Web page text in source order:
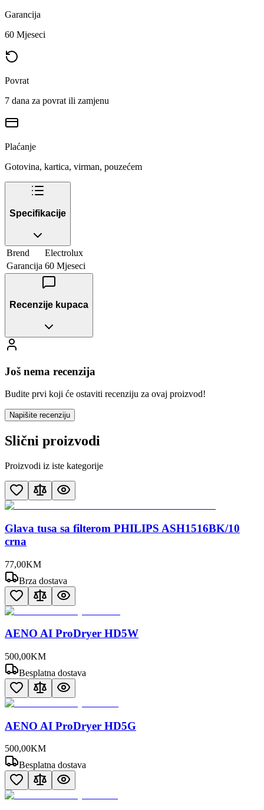
Garancija
60 Mjeseci
Povrat
7 dana za povrat ili zamjenu
Plaćanje
Gotovina, kartica, virman, pouzećem
Specifikacije
Brend
Electrolux
Garancija 60 Mjeseci
Recenzije kupaca
Još nema recenzija
Budite prvi koji će ostaviti recenziju za ovaj proizvod!
Napišite recenziju
Slični proizvodi
Proizvodi iz iste kategorije
Glava tusa sa filterom PHILIPS ASH1516BK/10
crna
77,00KM
Brza dostava
AENO AI ProDryer HD5W
500,00KM
Besplatna dostava
AENO AI ProDryer HD5G
500,00KM
Besplatna dostava